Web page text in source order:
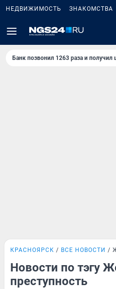
НЕДВИЖИМОСТЬ ЗНАКОМСТВА
Банк позвонил 1263 раза и получил
КРАСНОЯРСК ВСЕ НОВОСТИ
Новости по тэгу
преступность